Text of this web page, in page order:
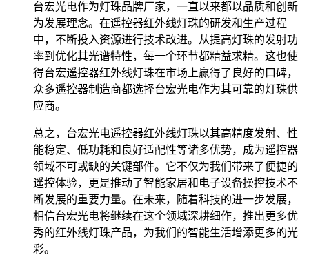
台宏光电作为灯珠品牌厂家，一直以来都以品质和创新
为发展理念。在遥控器红外线灯珠的研发和生产过程
中，不断投入资源进行技术改进。从提高灯珠的发射功
率到优化其光谱特性，每一个环节都精益求精。这也使
得台宏遥控器红外线灯珠在市场上赢得了良好的口碑，
众多遥控器制造商都选择台宏光电作为其可靠的灯珠供
应商。
总之，台宏光电遥控器红外线灯珠以其高精度发射、性
能稳定、低功耗和良好适配性等诸多优势，成为遥控器
领域不可或缺的关键部件。它不仅为我们带来了便捷的
遥控体验，更是推动了智能家居和电子设备操控技术不
断发展的重要力量。在未来，随着科技的进一步发展，
相信台宏光电将继续在这个领域深耕细作，推出更多优
秀的红外线灯珠产品，为我们的智能生活增添更多的光
彩。